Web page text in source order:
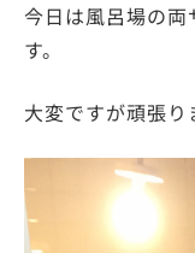
今日は風呂場の
す。
大変ですが頑張り